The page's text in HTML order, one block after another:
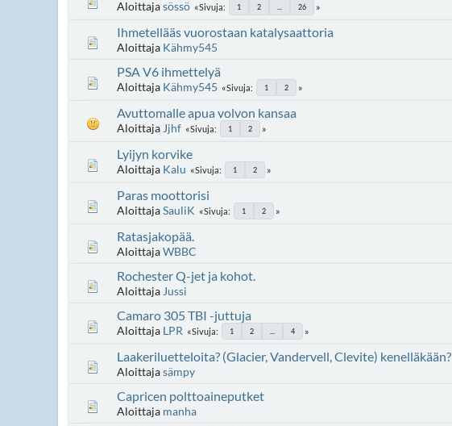
Aloittajasössö Sivuja 1 2 26
Ihmetellääs vuorostaan katalysaattoria
Aloittaja Kähmy545
PSA V6 ihmettelyä
Aloittaja Kähmy545 Sivuja 1 2
Avuttomalle apua volvon kansaa
Aloittaja Jjhf Sivuja 1 2
Lyijyn korvike
Aloittaja Kalu Sivuja 1 2
Paras moottorisi
AloittajaSauliK Sivuja 1 2
Ratasjakopää.
AloittajaWBBC
Rochester Q-jet ja kohot.
Aloittaja Jussi
Camaro 305 TBI -juttuja
Aloittaja LPR Sivuja 1 2 4
Laakeriluetteloita? (Glacier, Vandervell, Clevite) kenelläkään?
Aloittajasämpy
Capricen polttoaineputket
Aloittaja manha